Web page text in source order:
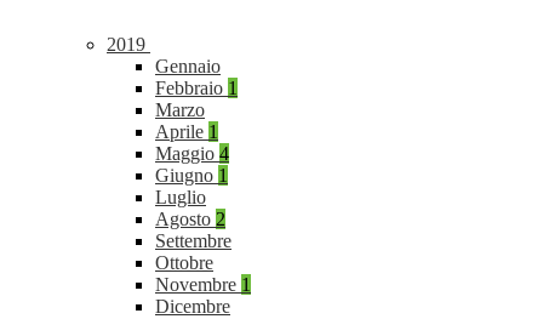
2019
Gennaio
Febbraio 1
Marzo
Aprile 1
Maggio 4
Giugno 1
Luglio
Agosto 2
Settembre
Ottobre
Novembre 1
Dicembre